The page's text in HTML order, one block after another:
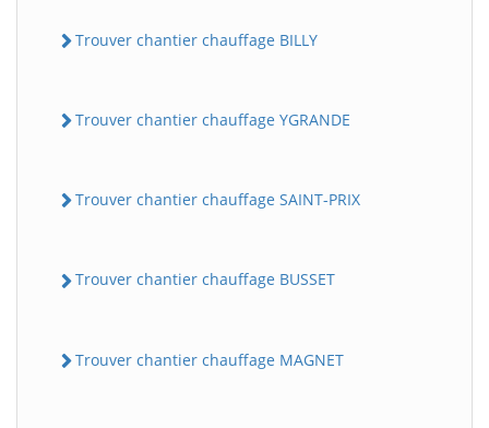
Trouver chantier chauffage BILLY
Trouver chantier chauffage YGRANDE
Trouver chantier chauffage SAINT-PRIX
Trouver chantier chauffage BUSSET
Trouver chantier chauffage MAGNET